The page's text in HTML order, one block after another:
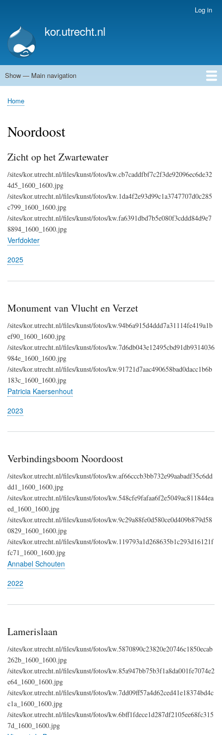
account
menu
Log in
kor.utrecht.nl
Main
Show — Main navigation
Home
Kunstwerken
Actueel
Routes
Breadcrumb
Home
Noordoost
Zicht op het Zwartewater
/sites/kor.utrecht.nl/files/kunst/fotos/kw.cb7caddfbf7c2f3de92096ec6de32
4d5_1600_1600.jpg
/sites/kor.utrecht.nl/files/kunst/fotos/kw.1da4f2e93d99c1a3747707d0c285
c799_1600_1600.jpg
/sites/kor.utrecht.nl/files/kunst/fotos/kw.fa6391dbd7b5e080f3cddd84d9e7
8894_1600_1600.jpg
Verfdokter
2025
Monument van Vlucht en Verzet
/sites/kor.utrecht.nl/files/kunst/fotos/kw.94b6a915d4ddd7a31114fe419a1b
ef90_1600_1600.jpg
/sites/kor.utrecht.nl/files/kunst/fotos/kw.7d6db043e12495cbd91db9314036
984e_1600_1600.jpg
/sites/kor.utrecht.nl/files/kunst/fotos/kw.91721d7aac490658bad0dacc1b6b
183c_1600_1600.jpg
Patricia Kaersenhout
2023
Verbindingsboom Noordoost
/sites/kor.utrecht.nl/files/kunst/fotos/kw.af66cccb3bb732e99aabadf35c6dd
dd1_1600_1600.jpg
/sites/kor.utrecht.nl/files/kunst/fotos/kw.548cfe9fafaa6f2e5049ac811844ea
ed_1600_1600.jpg
/sites/kor.utrecht.nl/files/kunst/fotos/kw.9c29a88fe0d580ce0d409b879d58
0829_1600_1600.jpg
/sites/kor.utrecht.nl/files/kunst/fotos/kw.119793a1d268635b1c293d16121f
fc71_1600_1600.jpg
Annabel Schouten
2022
Lamerislaan
/sites/kor.utrecht.nl/files/kunst/fotos/kw.5870890c23820e20746c1850ecab
262b_1600_1600.jpg
/sites/kor.utrecht.nl/files/kunst/fotos/kw.85a947bb75b3f1a8da001fe7074e2
e64_1600_1600.jpg
/sites/kor.utrecht.nl/files/kunst/fotos/kw.7dd09ff57a4d62ced41e18374bd4c
c1a_1600_1600.jpg
/sites/kor.utrecht.nl/files/kunst/fotos/kw.6bff1fdece1d287df2105ee68fc315
7d_1600_1600.jpg